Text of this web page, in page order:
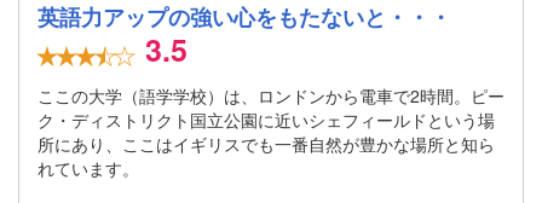
英語力アップの強い心をもたないと・・・
3.5
ここの大学（語学学校）は、ロンドンから電車で2時間。ピー
ク・ディストリクト国立公園に近いシェフィールドという場
所にあり、ここはイギリスでも一番自然が豊かな場所と知ら
れています。